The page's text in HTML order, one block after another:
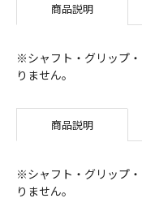
商品説明
※シャフト・グリップ
りません。
商品説明
※シャフト・グリップ
りません。